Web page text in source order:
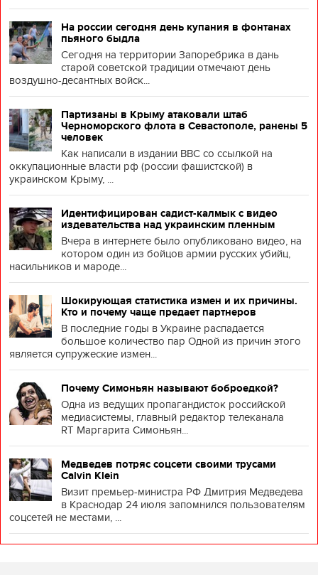
На россии сегодня день купания в фонтанах
пьяного быдла
Сегодня на территории Запоребрика в дань
старой советской традиции отмечают день
воздушно-десантных войск...
Партизаны в Крыму атаковали штаб
Черноморского флота в Севастополе, ранены 5
человек
Как написали в издании BBC со ссылкой на
оккупационные власти рф (россии фашистской) в
украинском Крыму, ...
Идентифицирован садист-калмык с видео
издевательства над украинским пленным
Вчера в интернете было опубликовано видео, на
котором один из бойцов армии русских убийц,
насильников и мароде...
Шокирующая статистика измен и их причины.
Кто и почему чаще предает партнеров
В последние годы в Украине распадается
большое количество пар Одной из причин этого
является супружеские измен...
Почему Симоньян называют боброедкой?
Одна из ведущих пропагандисток российской
медиасистемы, главный редактор телеканала
RT Маргарита Симоньян...
Медведев потряс соцсети своими трусами
Calvin Klein
Визит премьер-министра РФ Дмитрия Медведева
в Краснодар 24 июля запомнился пользователям
соцсетей не местами, ...